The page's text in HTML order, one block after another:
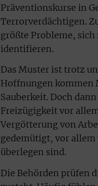
Präventionskurse in
Terrorverdächtigen.
größte Probleme,
identifieren.
Das Muster ist trotz
Hoffnungen kommen
Sauberkeit. Doch
Freizügigkeit vor
Vergötterung von
gedemütigt, vor allem
überlegen sind.
Die Behörden prüfen